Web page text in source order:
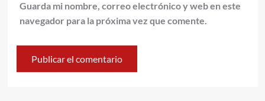
Guarda mi nombre, correo electrónico y web en este
navegador para la próxima vez que comente.